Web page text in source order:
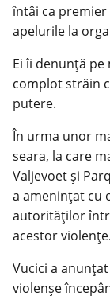
întâi ca premier
apelurile la
Ei îi denunţă
complot străin
putere.
În urma unor
seara, la care
Valjevoet şi
a ameninţat cu
autorităţilor
acestor violenţe.
Vucici a
violenşe